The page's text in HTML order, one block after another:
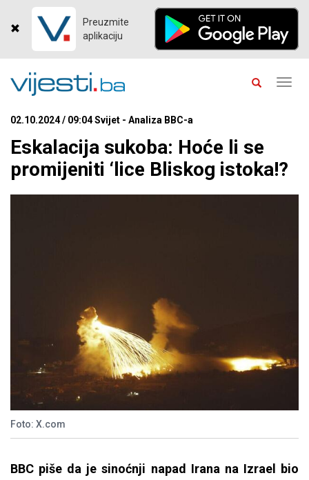
Preuzmite
aplikaciju
02.10.2024 / 09:04 Svijet - Analiza BBC-a
Eskalacija sukoba: Hoće li se
promijeniti ‘lice Bliskog istoka!?
Foto: X.com
BBC piše da je sinoćnji napad Irana na Izrael bio